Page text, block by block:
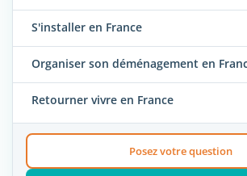
S'installer en France
Organiser son déménagement en
Retourner vivre en France
Posez votre question